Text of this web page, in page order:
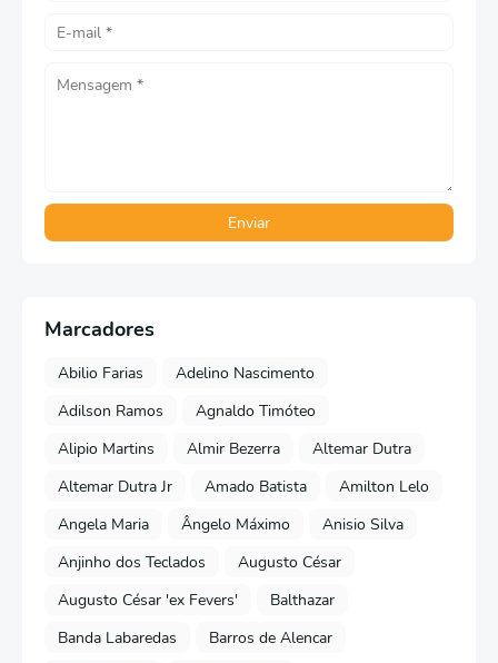
Marcadores
Abilio Farias
Adelino Nascimento
Adilson Ramos
Agnaldo Timóteo
Alipio Martins
Almir Bezerra
Altemar Dutra
Altemar Dutra Jr
Amado Batista
Amilton Lelo
Angela Maria
Ângelo Máximo
Anisio Silva
Anjinho dos Teclados
Augusto César
Augusto César 'ex Fevers'
Balthazar
Banda Labaredas
Barros de Alencar